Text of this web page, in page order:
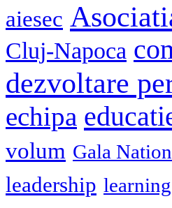
aiesec
Cluj-Napoca
dezvoltare
echipa
volum Gala
leadership learning